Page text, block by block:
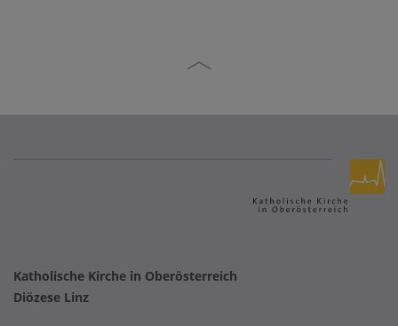
Katholische Kirche in Oberösterreich
Diözese Linz